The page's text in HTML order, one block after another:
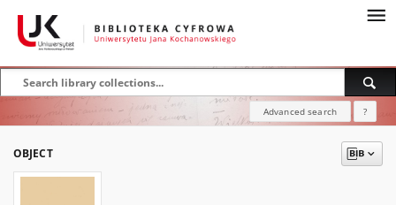
Advanced search ?
OBJECT